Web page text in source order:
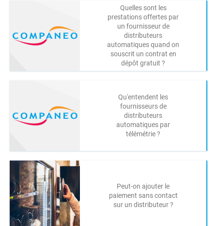
Quelles sont les
prestations offertes par
un fournisseur de
distributeurs
automatiques quand on
souscrit un contrat en
dépôt gratuit ?
Qu'entendent les
fournisseurs de
distributeurs
automatiques par
télémétrie ?
Peut-on ajouter le
paiement sans contact
sur un distributeur ?